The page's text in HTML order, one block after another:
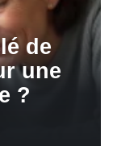
de
une
?